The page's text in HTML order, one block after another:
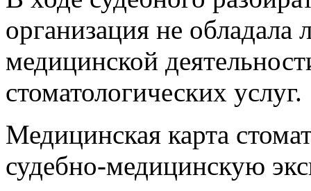
организация не обладала
медицинской
стоматологических услуг.
Медицинская карта
судебно-медицинскую